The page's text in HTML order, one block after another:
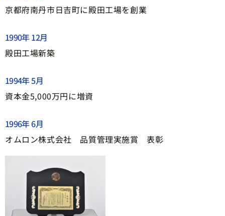
京都府南丹市日吉町に殿田工場を創業
1990年 12月
殿田工場新築
1994年 5月
資本金5,000万円に増資
1996年 6月
オムロン株式会社 品質管理実施賞 表彰